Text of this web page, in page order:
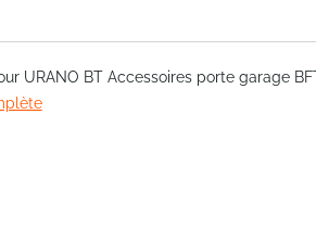
URANO BT Accessoires porte garage